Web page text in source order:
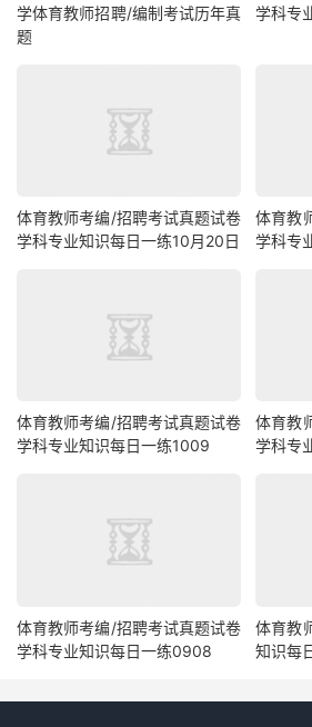
学体育教师招聘/编制考试历年真
题
学科专
体育教师考编/招聘考试真题试卷
学科专业知识每日一练10月20日
体育教
学科专
体育教师考编/招聘考试真题试卷
学科专业知识每日一练1009
体育教
学科专
体育教师考编/招聘考试真题试卷
学科专业知识每日一练0908
体育教
知识每